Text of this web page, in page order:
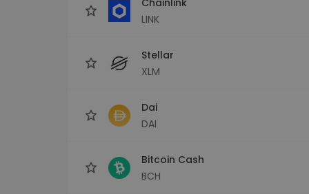
LINK
Stellar
XLM
Dai
DAI
Bitcoin Cash
BCH